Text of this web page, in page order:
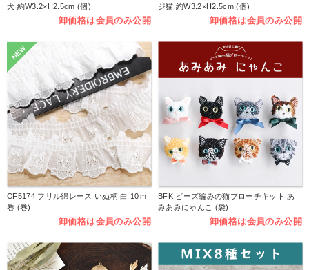
犬 約W3.2×H2.5cm (個)
卸価格は会員のみ公開
ジ猫 約W3.2×H2.5cm (個)
卸価格は会員のみ公開
NEW
CF5174 フリル綿レース いぬ柄 白 10ｍ
巻 (巻)
卸価格は会員のみ公開
BFK ビーズ編みの猫ブローチキット あ
みあみにゃんこ (袋)
卸価格は会員のみ公開